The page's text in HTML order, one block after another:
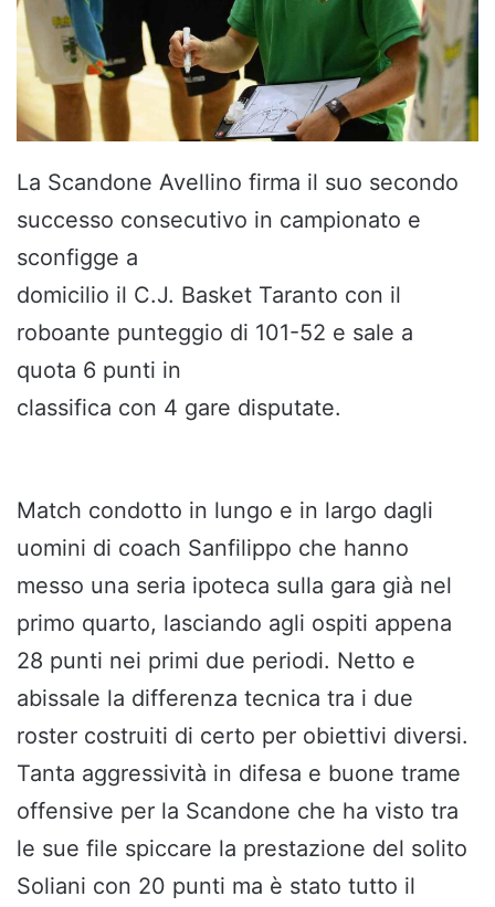
La Scandone Avellino firma il suo secondo
successo consecutivo in campionato e
sconfigge a
domicilio il C.J. Basket Taranto con il
roboante punteggio di 101-52 e sale a
quota 6 punti in
classifica con 4 gare disputate.
Match condotto in lungo e in largo dagli
uomini di coach Sanfilippo che hanno
messo una seria ipoteca sulla gara già nel
primo quarto, lasciando agli ospiti appena
28 punti nei primi due periodi. Netto e
abissale la differenza tecnica tra i due
roster costruiti di certo per obiettivi diversi.
Tanta aggressività in difesa e buone trame
offensive per la Scandone che ha visto tra
le sue file spiccare la prestazione del solito
Soliani con 20 punti ma è stato tutto il